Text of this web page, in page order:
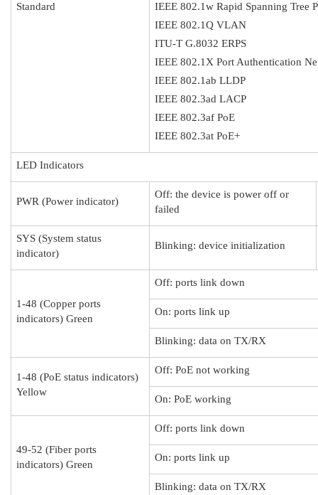
Standard
IEEE 802.1w Rapid Spanning Tree
IEEE 802.1Q VLAN
ITU-T G.8032 ERPS
IEEE 802.1X Port Authentication
IEEE 802.1ab LLDP
IEEE 802.3ad LACP
IEEE 802.3af PoE
IEEE 802.3at PoE+
LED Indicators
PWR (Power indicator)
Off: the device is power off or
failed
SYS (System status
indicator)
Blinking: device initialization
1-48 (Copper ports
indicators) Green
Off: ports link down
On: ports link up
Blinking: data on TX/RX
1-48 (PoE status indicators)
Yellow
Off: PoE not working
On: PoE working
49-52 (Fiber ports
indicators) Green
Off: ports link down
On: ports link up
Blinking: data on TX/RX